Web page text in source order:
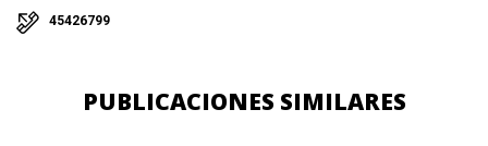
45426799
PUBLICACIONES SIMILARES